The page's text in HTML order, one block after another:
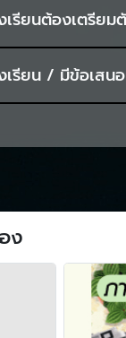
สิทธิ์ที่ดิน
ณะภาระในอสัง
พย์เพื่อสร้างโค
การจัดการกรร
นการกำหนดลักษณะ
การรถไฟฟ้าขนส่งม
เรียนต้องเตรีย
อมูล เอกสารเมื่
เรียน / มีข้อเสน
ง